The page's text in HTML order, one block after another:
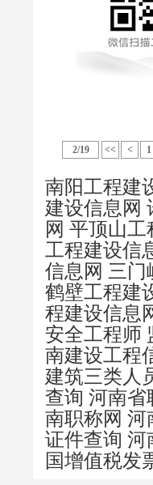
2/19 << < 1
南阳工程建
建设信息网
网 平顶山工
工程建设信
信息网 三门
鹤壁工程建
程建设信息
安全工程师
南建设工程
建筑三类人
查询 河南省
南职称网 河
证件查询 河
国增值税发